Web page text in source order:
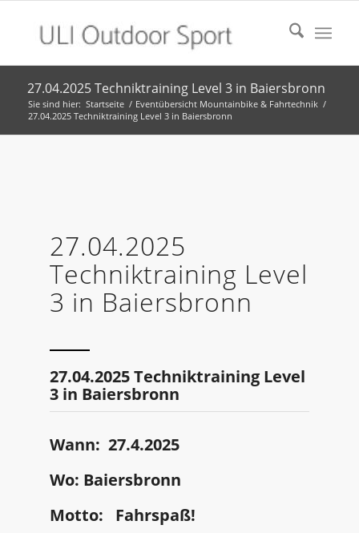
27.04.2025 Techniktraining Level 3 in Baiersbronn
Sie sind hier: Startseite / Eventübersicht Mountainbike & Fahrtechnik /
27.04.2025 Techniktraining Level 3 in Baiersbronn
27.04.2025
Techniktraining Level
3 in Baiersbronn
27.04.2025 Techniktraining Level
3 in Baiersbronn
Wann: 27.4.2025
Wo: Baiersbronn
Motto: Fahrspaß!